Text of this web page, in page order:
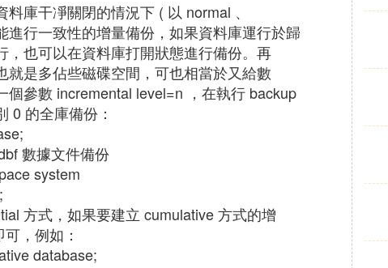
庫干凈關閉的情況下 ( 以 normal 、
行一致性的增量備份，如果資料庫運行於歸
也可以在資料庫打開狀態進行備份。再
是多佔些磁碟空間，可也相當於又給數
參數 incremental level=n ，在執行 backup
0 的全庫備份：
數據文件備份
system
方式，如果要建立 cumulative 方式的增
，例如：
database;